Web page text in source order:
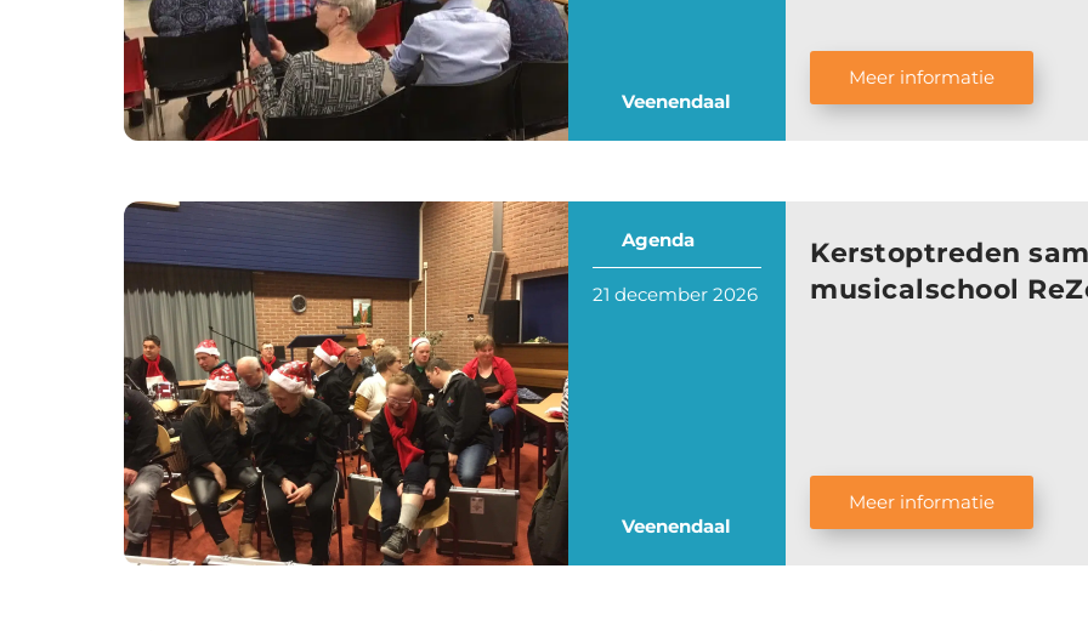
Veenendaal
Meer informatie
Agenda
21 december 2026
Veenendaal
Kerstoptreden
musicalschool
Meer informatie